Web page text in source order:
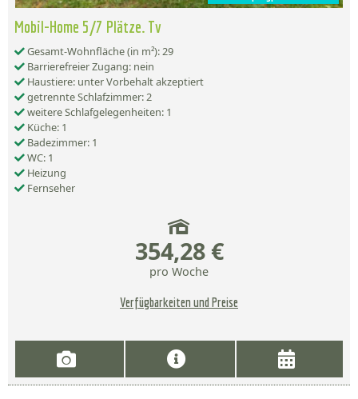
Mobil-Home 5/7 Plätze. Tv
Gesamt-Wohnfläche (in m²): 29
Barrierefreier Zugang: nein
Haustiere: unter Vorbehalt akzeptiert
getrennte Schlafzimmer: 2
weitere Schlafgelegenheiten: 1
Küche: 1
Badezimmer: 1
WC: 1
Heizung
Fernseher
354,28 €
pro Woche
Verfügbarkeiten und Preise